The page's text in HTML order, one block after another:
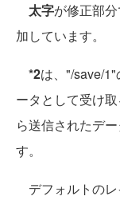
太字が修正部分
加しています。
*2は、"/save/
ータとして受け取
ら送信されたデ
す。
デフォルトのレ